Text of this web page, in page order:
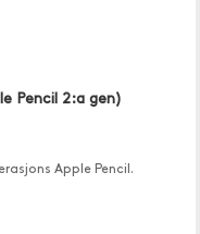
Pencil 2:a gen)
Apple Pencil.